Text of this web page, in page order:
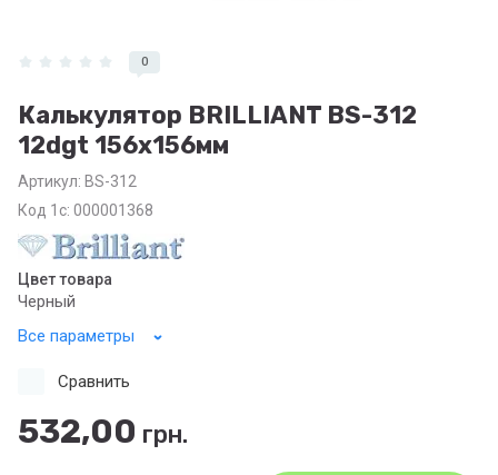
0
Калькулятор BRILLIANT BS-312
12dgt 156х156мм
Артикул: BS-312
Код 1с: 000001368
Цвет товара
Черный
Все параметры
532,00 грн.
Сравнить